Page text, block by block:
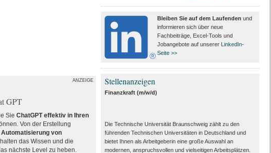
ANZEIGE
GPT
Sie ChatGPT effektiv in Ihren
Von der Erstellung
Automatisierung von
das Wissen und die
nächste Level zu heben.
Bleiben Sie auf dem Laufenden und
informieren sich über neue
Fachbeiträge, Excel-Tools und
Jobangebote auf unserer LinkedIn-
Seite >>
Stellenanzeigen
Finanzkraft (m/w/d)
Die Technische Universität Braunschweig zählt zu den
führenden Technischen Universitäten in Deutschland und
bietet Ihnen als Arbeit­geberin eine große Auswahl an
modernen, anspruchsvollen und vielseitigen Arbeits­plätzen.